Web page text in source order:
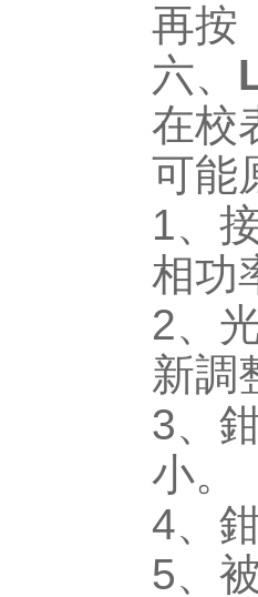
再按
六、
在校
可能
1、
相功
2、
新調
3、
小。
4、
5、